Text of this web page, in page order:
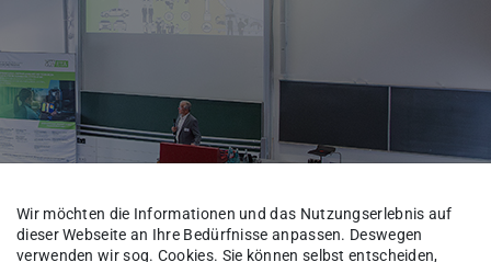
Wir möchten die Informationen und das Nutzungserlebnis auf
dieser Webseite an Ihre Bedürfnisse anpassen. Deswegen
verwenden wir sog. Cookies. Sie können selbst entscheiden,